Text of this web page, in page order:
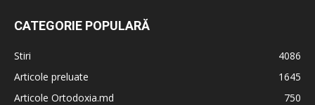
CATEGORIE POPULARĂ
Stiri
4086
Articole preluate
1645
Articole Ortodoxia.md
750